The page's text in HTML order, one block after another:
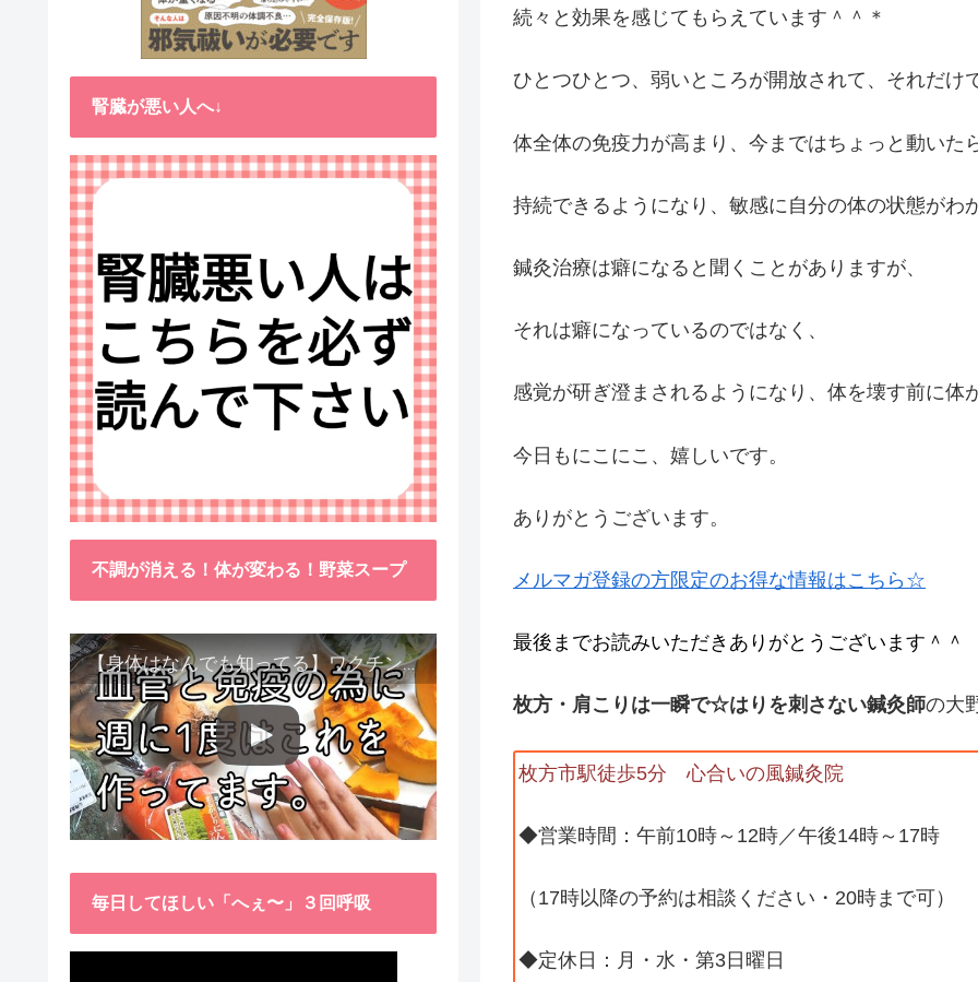
続々と効果を感じてもらえています＾＾＊
ひとつひとつ、弱いところが開放されて、それだけ
体全体の免疫力が高まり、今まではちょっと動いた
持続できるようになり、敏感に自分の体の状態がわ
鍼灸治療は癖になると聞くことがありますが、
それは癖になっているのではなく、
感覚が研ぎ澄まされるようになり、体を壊す前に体
今日もにこにこ、嬉しいです。
ありがとうございます。
メルマガ登録の方限定のお得な情報はこちら☆
最後までお読みいただきありがとうございます＾＾
枚方・肩こりは一瞬で☆はりを刺さない鍼灸師の大
枚方市駅徒歩5分 心合いの風鍼灸院
◆営業時間：午前10時～12時／午後14時～17時
（17時以降の予約は相談ください・20時まで可）
◆定休日：月・水・第3日曜日
腎臓が悪い人へ↓
不調が消える！体が変わる！野菜スープ
【身体はなんでも知ってる】ワクチン接種後、異常に食べたくなった野菜が細胞回復に貢献してくれました。
毎日してほしい「へぇ〜」３回呼吸